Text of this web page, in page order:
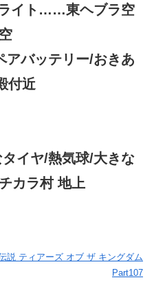
ライト……東ヘブラ空
アバッテリー/おきあ
付近
イヤ/熱気球/大きな
カラ村 地上
説 ティアーズ オブ ザ キングダム
Part107